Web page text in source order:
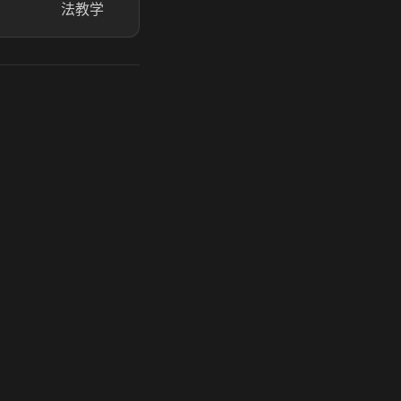
法教学